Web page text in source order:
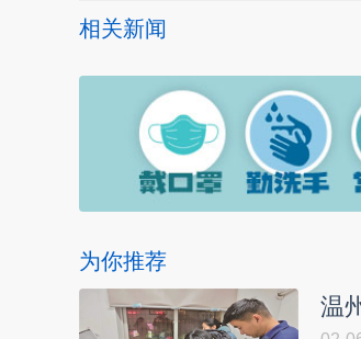
相关新闻
为你推荐
温